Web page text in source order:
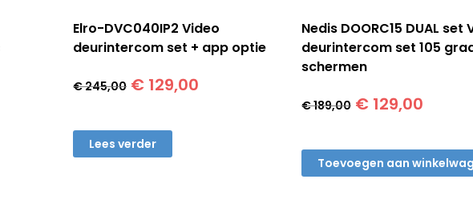
Elro-DVC040IP2 Video
deurintercom set + app optie
€245,00 Oorspronkelijke
€ 245,00.
€ 129,00
Lees verder
Nedis DOORC15 DUAL set
deurintercom set 105
schermen
€189,00
€ 189,00.
€ 129,00
€
Toevoegen aan